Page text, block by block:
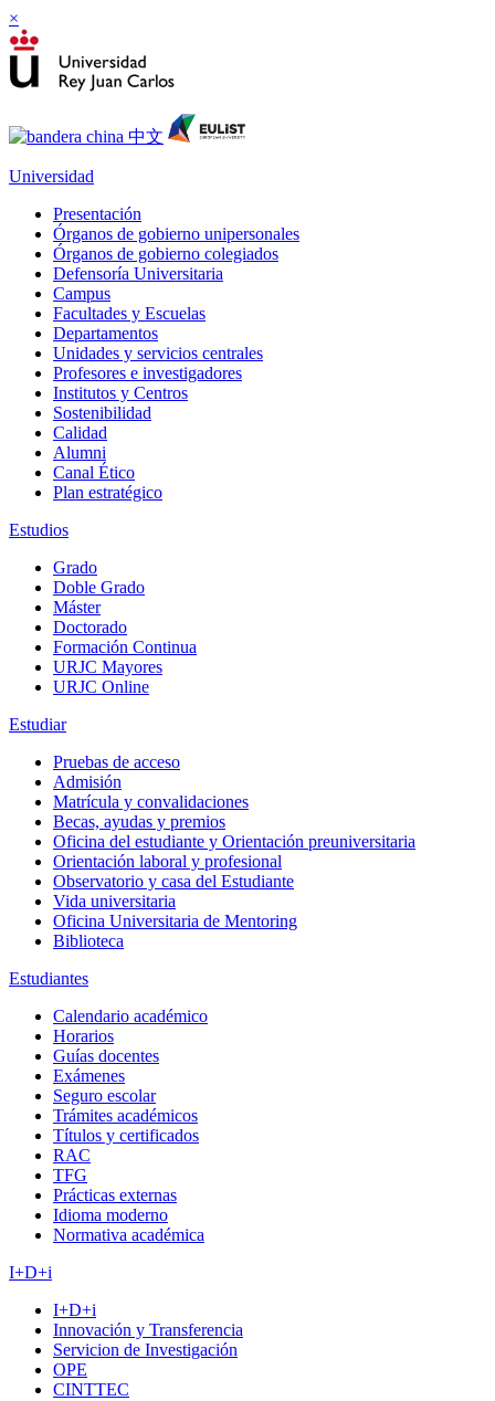
×
Universidad
Presentación
Órganos de gobierno unipersonales
Órganos de gobierno colegiados
Defensoría Universitaria
Campus
Facultades y Escuelas
Departamentos
Unidades y servicios centrales
Profesores e investigadores
Institutos y Centros
Sostenibilidad
Calidad
Alumni
Canal Ético
Plan estratégico
Estudios
Grado
Doble Grado
Máster
Doctorado
Formación Continua
URJC Mayores
URJC Online
Estudiar
Pruebas de acceso
Admisión
Matrícula y convalidaciones
Becas, ayudas y premios
Oficina del estudiante y Orientación preuniversitaria
Orientación laboral y profesional
Observatorio y casa del Estudiante
Vida universitaria
Oficina Universitaria de Mentoring
Biblioteca
Estudiantes
Calendario académico
Horarios
Guías docentes
Exámenes
Seguro escolar
Trámites académicos
Títulos y certificados
RAC
TFG
Prácticas externas
Idioma moderno
Normativa académica
I+D+i
I+D+i
Innovación y Transferencia
Servicion de Investigación
OPE
CINTTEC